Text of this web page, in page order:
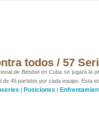
todos / 57
de Béisbol en Cuba se jugará la
de 45 partidos por cada equipo. Esta
| Posiciones |